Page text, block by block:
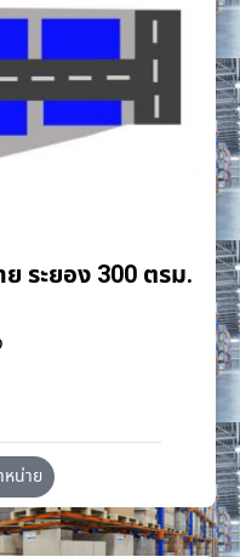
ระยอง 300 ตรม.
น่าย